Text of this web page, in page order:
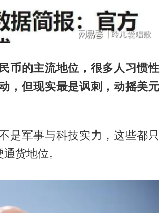
币的主流地位，很多人习惯性
，但现实最是讽刺，动摇美元
是军事与科技实力，这些都只
货地位。